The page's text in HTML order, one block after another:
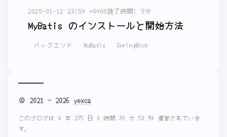
2025-01-12 23:59 +0900読了時間: 5分
MyBatis のインストールと開始方法
バックエンド MyBatis SpringBoot
© 2021 - 2026 yexca
このブログは 4 年 275 日 0 時間 39 分 50 秒 運営されていま
す。